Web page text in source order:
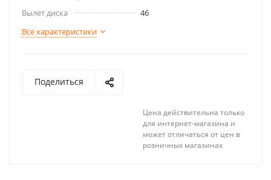
Вылет диска
46
Все характеристики
Поделиться
Цена действительна только
для интернет-магазина и
может отличаться от цен в
розничных магазинах